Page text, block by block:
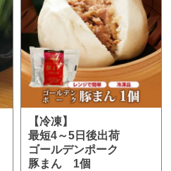
【冷凍】
最短4～5日後出荷
ゴールデンポーク
豚まん 1個